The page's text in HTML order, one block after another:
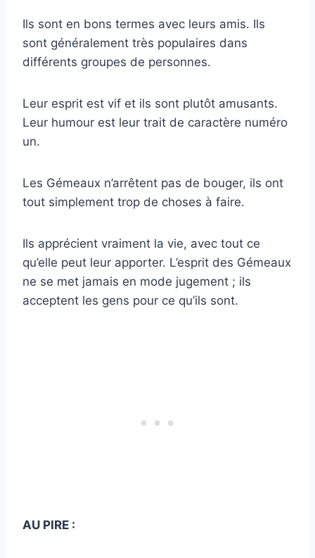
Ils sont en bons termes avec leurs amis. Ils
sont généralement très populaires dans
différents groupes de personnes.
Leur esprit est vif et ils sont plutôt amusants.
Leur humour est leur trait de caractère numéro
un.
Les Gémeaux n’arrêtent pas de bouger, ils ont
tout simplement trop de choses à faire.
Ils apprécient vraiment la vie, avec tout ce
qu’elle peut leur apporter. L’esprit des Gémeaux
ne se met jamais en mode jugement ; ils
acceptent les gens pour ce qu’ils sont.
AU PIRE :